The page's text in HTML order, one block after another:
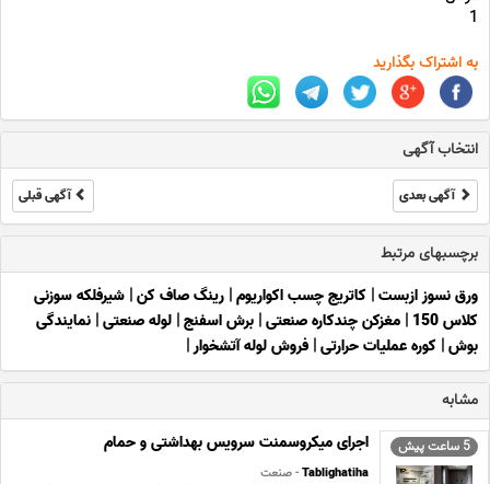
1
به اشتراک بگذارید
انتخاب آگهی
آگهی بعدی آگهی قبلی
برچسبهای مرتبط
ورق نسوز ازبست| کاتریج چسب اکواریوم| رینگ صاف کن| شیرفلکه سوزنی
کلاس 150
| مغزکن چندکاره صنعتی| برش اسفنج| لوله صنعتی| نمایندگی
بوش| کوره عملیات حرارتی| فروش لوله آتشخوار|
مشابه
5 ساعت پیش اجرای میکروسمنت سرویس بهداشتی و حمام
Tablighatiha- صنعت